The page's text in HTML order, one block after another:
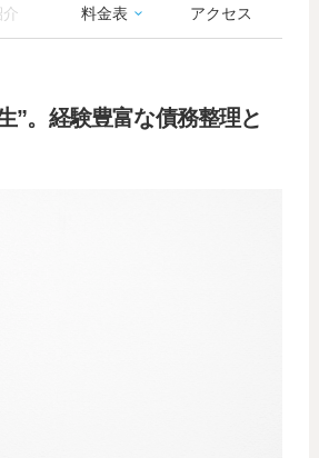
料金表 アクセス
”。経験豊富な債務整理と